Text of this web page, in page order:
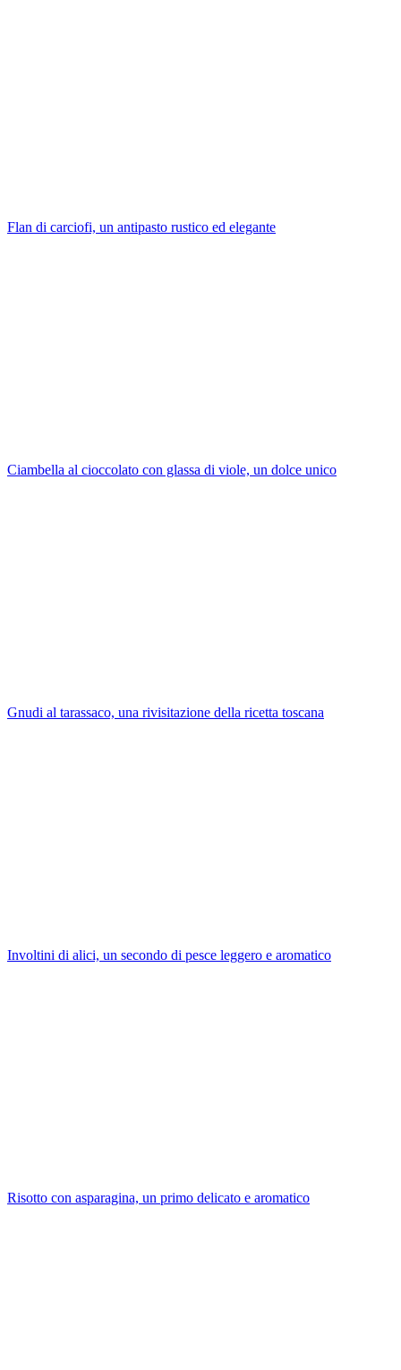
Flan di carciofi, un antipasto rustico ed elegante
Ciambella al cioccolato con glassa di viole, un dolce unico
Gnudi al tarassaco, una rivisitazione della ricetta toscana
Involtini di alici, un secondo di pesce leggero e aromatico
Risotto con asparagina, un primo delicato e aromatico